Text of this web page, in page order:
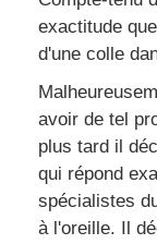
exactitude
d'une colle
avoir de tel
plus tard il
qui répond
spécialistes
à l'oreille. Il